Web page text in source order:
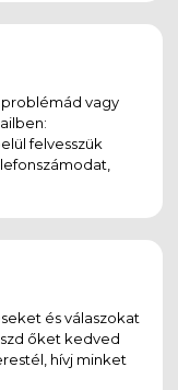
vagy
felvesszük
és válaszokat
őket kedved
hívj minket